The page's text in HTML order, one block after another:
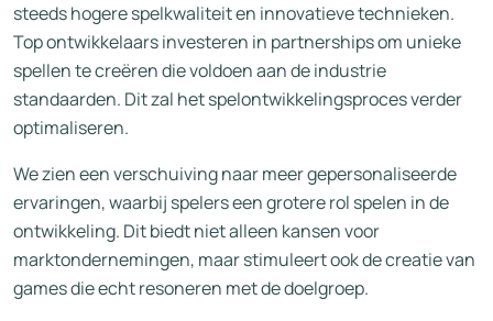
steeds hogere spelkwaliteit en innovatieve technieken.
Top ontwikkelaars investeren in partnerships om unieke
spellen te creëren die voldoen aan de industrie
standaarden. Dit zal het spelontwikkelingsproces verder
optimaliseren.
We zien een verschuiving naar meer gepersonaliseerde
ervaringen, waarbij spelers een grotere rol spelen in de
ontwikkeling. Dit biedt niet alleen kansen voor
marktondernemingen, maar stimuleert ook de creatie van
games die echt resoneren met de doelgroep.